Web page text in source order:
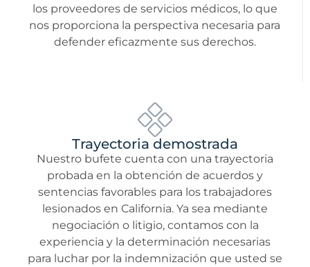
los proveedores de servicios médicos, lo que
nos proporciona la perspectiva necesaria para
defender eficazmente sus derechos.
Trayectoria demostrada
Nuestro bufete cuenta con una trayectoria
probada en la obtención de acuerdos y
sentencias favorables para los trabajadores
lesionados en California. Ya sea mediante
negociación o litigio, contamos con la
experiencia y la determinación necesarias
para luchar por la indemnización que usted se